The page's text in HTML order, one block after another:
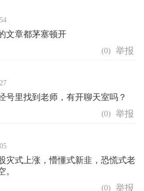
文章都茅塞顿开
(0)
号里找到老师，有开聊天室吗？
(0)
灾式上涨，懵懂式新韭，恐慌式老
。
(0)